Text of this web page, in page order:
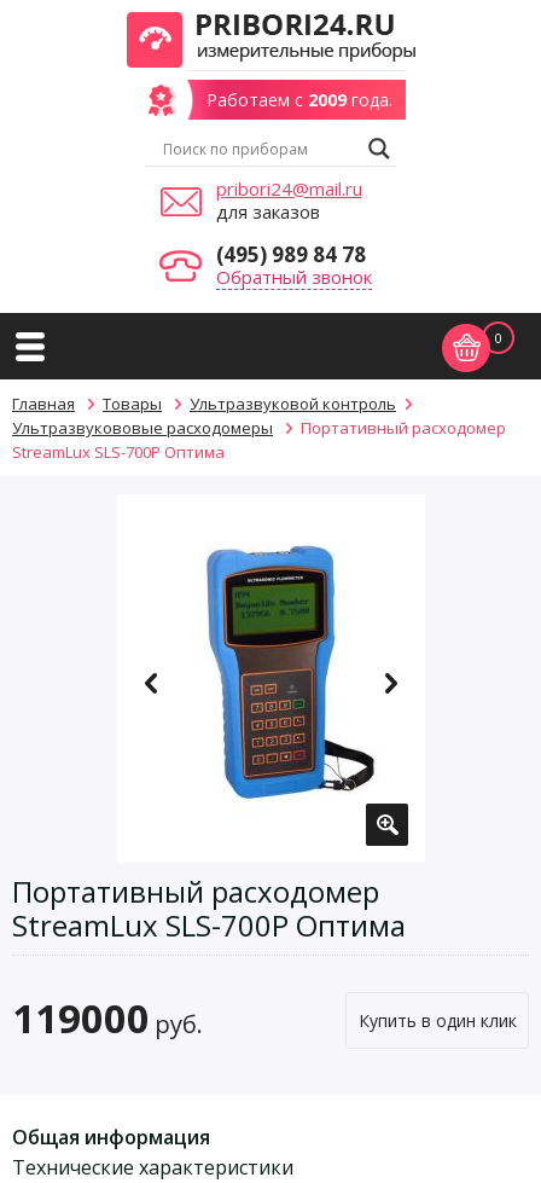
Работаем с 2009года.
pribori24@mail.ru
для заказов
(495) 989 84 78
Обратный звонок
0
Главная Товары
Ультразвуковой контроль
Ультразвукововые расходомеры
Портативный расходомер
StreamLux SLS-700P Оптима
Портативный расходомер
StreamLux SLS-700P Оптима
119000 руб. Купить в один клик
Общая информация
Технические характеристики